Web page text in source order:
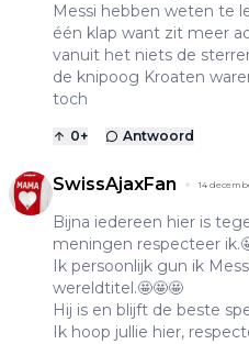
Messi hebben weten te
één klap want zit meer
vanuit het niets de
de knipoog Kroaten
toch
0+ Antwoord
SwissAjaxFan 14
Bijna iedereen hier is
meningen respecteer
Ik persoonlijk gun ik
wereldtitel.🤩🤩🤩
Hij is en blijft de beste
Ik hoop jullie hier,